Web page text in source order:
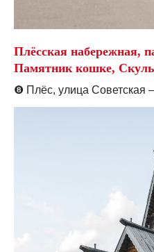
Плёсская набережная,
Памятник кошке,
❽ Плёс, улица Советская